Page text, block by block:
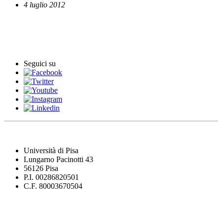
4 luglio 2012
Seguici su
Università di Pisa
Lungarno Pacinotti 43
56126 Pisa
P.I. 00286820501
C.F. 80003670504